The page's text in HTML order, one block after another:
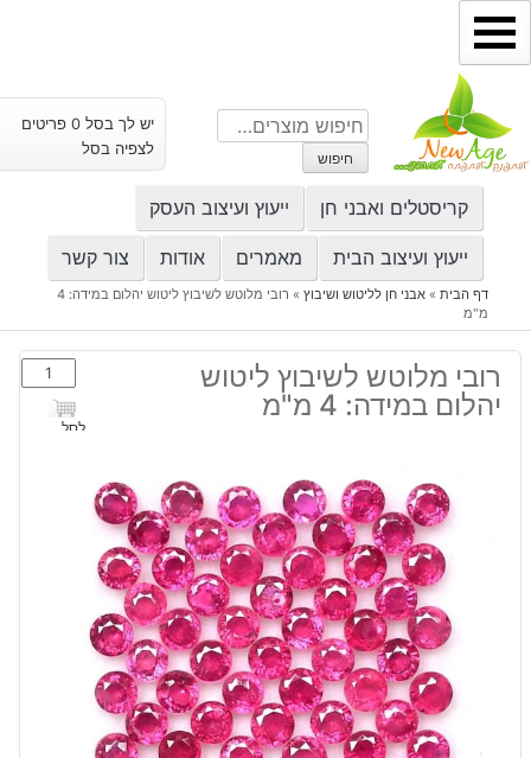
דילוג
לתוכן
חיפוש
עבור:
חיפוש
יש לך בסל 0 פריטים
לצפיה בסל
קריסטלים ואבני חן ייעוץ ועיצוב העסק
ייעוץ ועיצוב הבית מאמרים אודות צור קשר
דף הבית» אבני חן לליטוש ושיבוץ»
רובי מלוטש לשיבוץ ליטוש יהלום במידה: 4
מ"מ
רובי מלוטש לשיבוץ ליטוש
יהלום במידה: 4 מ"מ
כמות
של
רובי
לסל